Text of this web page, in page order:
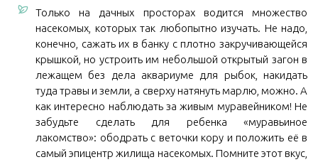
Только на дачных просторах водится множество
насекомых, которых так любопытно изучать. Не надо,
конечно, сажать их в банку с плотно закручивающейся
крышкой, но устроить им небольшой открытый загон в
лежащем без дела аквариуме для рыбок, накидать
туда травы и земли, а сверху натянуть марлю, можно. А
как интересно наблюдать за живым муравейником! Не
забудьте сделать для ребенка «муравьиное
лакомство»: ободрать с веточки кору и положить её в
самый эпицентр жилища насекомых. Помните этот вкус,